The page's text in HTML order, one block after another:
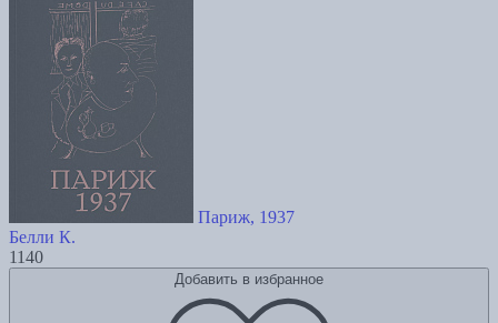
Париж, 1937
Белли К.
1140
Добавить в избранное